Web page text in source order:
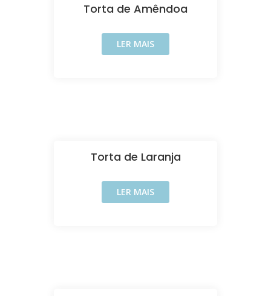
Torta de Amêndoa
LER MAIS
Torta de Laranja
LER MAIS